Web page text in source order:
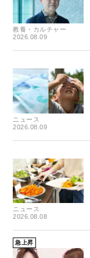
教養・カルチャー
2026.08.09
ニュース
2026.08.09
ニュース
2026.08.08
急上昇